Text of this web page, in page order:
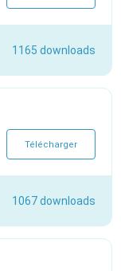
1165 downloads
Télécharger
1067 downloads